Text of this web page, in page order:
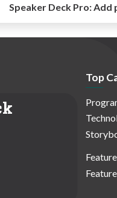
Speaker Deck Pro:Add
Top